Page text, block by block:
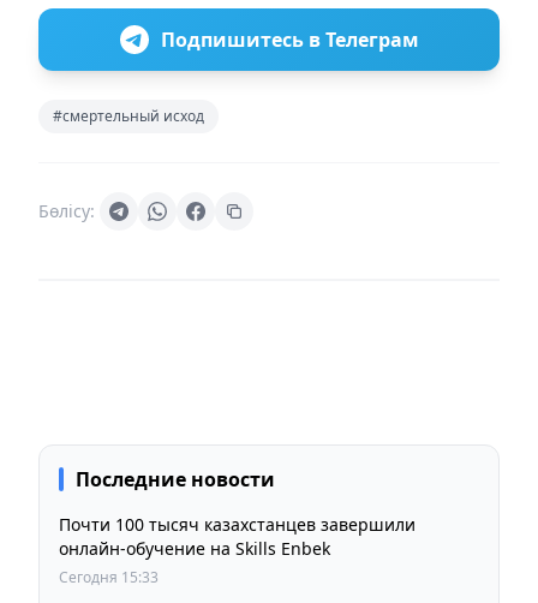
Подпишитесь в Телеграм
#смертельный исход
Бөлісу:
Последние новости
Почти 100 тысяч казахстанцев завершили
онлайн-обучение на Skills Enbek
Сегодня 15:33